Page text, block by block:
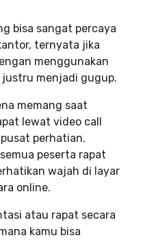
bisa sangat percaya
ternyata jika
menggunakan
menjadi gugup.
memang saat
lewat video call
perhatian.
peserta rapat
wajah di layar
online.
atau rapat secara
kamu bisa